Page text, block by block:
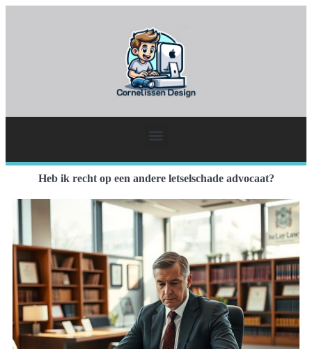
Heb ik recht op een andere letselschade advocaat?